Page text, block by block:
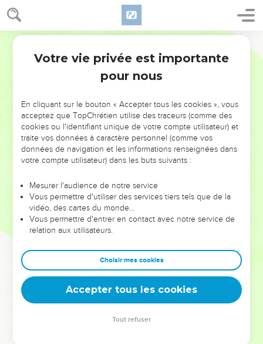
NE MANQUEZ PAS L’ÉVÉNEMENT
DE L’ANNÉE !
ET SI LEURS ERREURS POUVAIENT VOUS ÉVITER LES
VOTRES ?
leur foi ou leur vision. Mais on voit moins les doutes, les erreurs
et les saisons difficiles qu'ils ont traversés, alors même que ce
sont elles qui les ont façonnés.
Dans cette conférence, leaders, entrepreneurs, et responsables
clés pour avancer avec plus de sagesse afin que leurs erreurs
deviennent vos tremplins. Que vous guidiez un ministère, une
équipe, un groupe ou une famille, leur expérience est faite
Votre vie privée est importante
pour nous
En cliquant sur le bouton « Accepter tous les cookies », vous
acceptez que TopChrétien utilise des traceurs (comme des
cookies ou l'identifiant unique de votre compte utilisateur) et
traite vos données à caractère personnel (comme vos
données de navigation et les informations renseignées dans
votre compte utilisateur) dans les buts suivants :
Mesurer l'audience de notre service
Vous permettre d'utiliser des services tiers tels que de la
vidéo, des cartes du monde…
Vous permettre d'entrer en contact avec notre service de
relation aux utilisateurs.
Choisir mes cookies
Accepter tous les cookies
Tout refuser